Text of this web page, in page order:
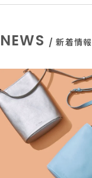
NEWS / 新着情報